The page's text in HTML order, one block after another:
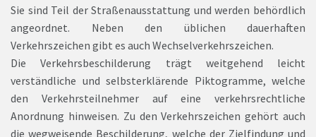
Sie sind Teil der Straßenausstattung und werden behördlich
angeordnet. Neben den üblichen dauerhaften
Verkehrszeichen gibt es auch Wechselverkehrszeichen.
Die Verkehrsbeschilderung trägt weitgehend leicht
verständliche und selbsterklärende Piktogramme, welche
den Verkehrsteilnehmer auf eine verkehrsrechtliche
Anordnung hinweisen. Zu den Verkehrszeichen gehört auch
die wegweisende Beschilderung, welche der Zielfindung und